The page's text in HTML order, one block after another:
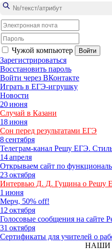
Чужой компьютер
Зарегистрироваться
Восстановить пароль
Войти через ВКонтакте
Иг­рать в ЕГЭ-иг­руш­ку
Но­во­сти
20 июня
Случай в Казани
18 июня
Сон перед результатами ЕГЭ
8 сентября
Телеграм-канал Решу ЕГЭ.
14 апреля
Открываем сайт по
23 октября
Интервью Д. Д. Гущина о Решу
1 июня
Мерч, 50% off!
12 октября
Голосовые сообщения на сайте
31 ок­тяб­ря
Сер­ти­фи­ка­ты для учи­те­лей о
НАШИ